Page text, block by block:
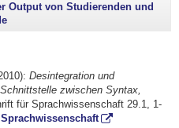
Output von Studierenden und
Desintegration und
zwischen Syntax,
für Sprachwissenschaft 29.1, 1-